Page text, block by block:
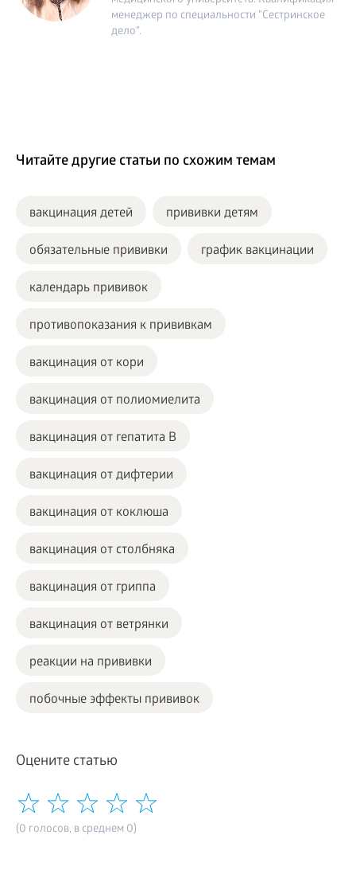
менеджер по специальности "Сестринское
дело".
Читайте другие статьи по схожим темам
вакцинация детей прививки детям
обязательные прививки график вакцинации
календарь прививок
противопоказания к прививкам
вакцинация от кори
вакцинация от полиомиелита
вакцинация от гепатита B
вакцинация от дифтерии
вакцинация от коклюша
вакцинация от столбняка
вакцинация от гриппа
вакцинация от ветрянки
реакции на прививки
побочные эффекты прививок
Оцените статью
(0 голосов, в среднем 0)